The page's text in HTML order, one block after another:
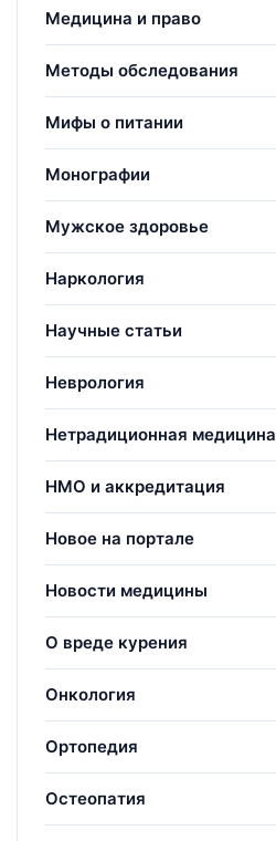
Медицина и право
Методы обследования
Мифы о питании
Монографии
Мужское здоровье
Наркология
Научные статьи
Неврология
Нетрадиционная медицина
НМО и аккредитация
Новое на портале
Новости медицины
О вреде курения
Онкология
Ортопедия
Остеопатия